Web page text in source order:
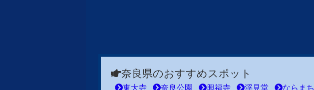
奈良県のおすすめスポット
東大寺 奈良公園 興福寺 浮見堂 ならまち